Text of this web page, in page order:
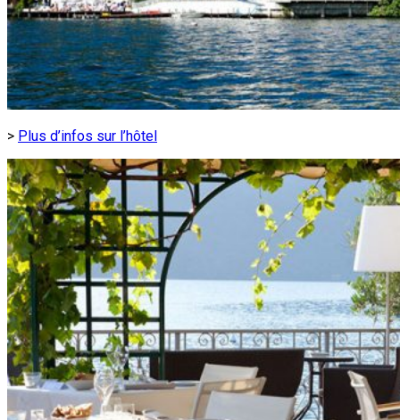
> Plus d’infos sur l’hôtel